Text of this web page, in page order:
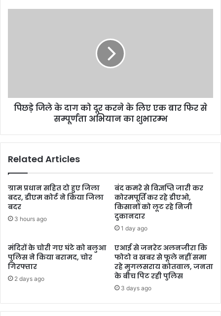
पिछड़े जिले के दाग को दूर करने के लिए एक बार फिर से
सम्पूर्णता अभियान का शुभारम्भ
Related Articles
ग्राम प्रधान सहित दो हुए जिला
बदर, डीएम कोर्ट ने किया जिला
बदर
3 hours ago
बंद कमरे से विज्ञप्ति जारी कर
कोरमपूर्ति कर रहे डीएओ,
किसानों को लूट रहे निजी
दुकानदार
1 day ago
मंदिरों के चोरी गए घंटे को बलुआ
पुलिस ने किया बरामद, चोर
गिरफ्तार
2 days ago
एआई से जनरेट अलनजीरा कि
फोटो व खबर से फूले नहीं समा
रहे मुगलसराय कोतवाल, जनता
के बीच पिट रही पुलिस
3 days ago